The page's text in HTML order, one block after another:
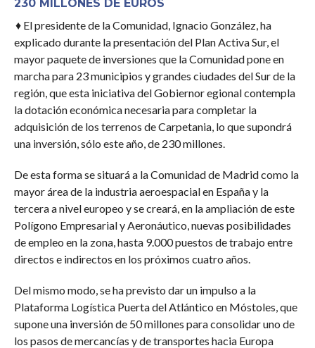
230 MILLONES DE EUROS
♦ El presidente de la Comunidad, Ignacio González, ha
explicado durante la presentación del Plan Activa Sur, el
mayor paquete de inversiones que la Comunidad pone en
marcha para 23 municipios y grandes ciudades del Sur de la
región, que esta iniciativa del Gobiernor egional contempla
la dotación económica necesaria para completar la
adquisición de los terrenos de Carpetania, lo que supondrá
una inversión, sólo este año, de 230 millones.
De esta forma se situará a la Comunidad de Madrid como la
mayor área de la industria aeroespacial en España y la
tercera a nivel europeo y se creará, en la ampliación de este
Polígono Empresarial y Aeronáutico, nuevas posibilidades
de empleo en la zona, hasta 9.000 puestos de trabajo entre
directos e indirectos en los próximos cuatro años.
Del mismo modo, se ha previsto dar un impulso a la
Plataforma Logística Puerta del Atlántico en Móstoles, que
supone una inversión de 50 millones para consolidar uno de
los pasos de mercancías y de transportes hacia Europa